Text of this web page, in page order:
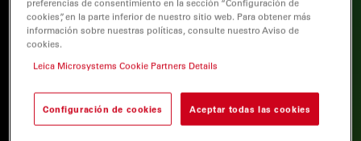
cookies”, en la parte inferior de nuestro sitio web. Para obtener más
información sobre nuestras políticas, consulte nuestro Aviso de
cookies.
Leica Microsystems Cookie Partners Details
Configuración de cookies Aceptar todas las cookies